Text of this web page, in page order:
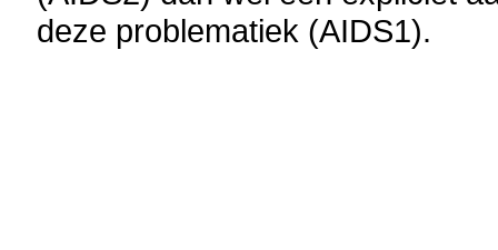
deze problematiek (AIDS1).